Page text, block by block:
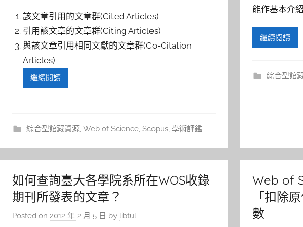
該文章引用的文章群(Cited Articles)
引用該文章的文章群(Citing Articles)
與該文章引用相同文獻的文章群(Co-Citation
Articles)
繼續閱讀
綜合型館藏資源, Web of Science, Scopus, 學術評鑑
能作基本介
繼續閱讀
綜合型館
如何查詢臺大各學院系所在WOS收錄
期刊所發表的文章？
Posted on 2012 年 2 月 5 日 by libtul
Web of
「扣除
數